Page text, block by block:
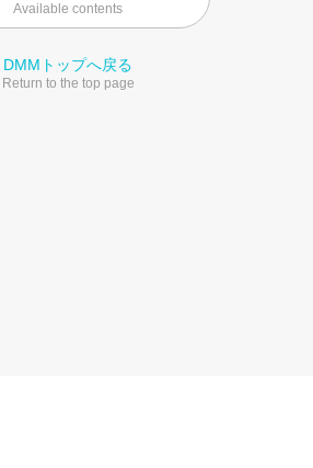
Available contents
DMMトップへ戻る
Return to the top page